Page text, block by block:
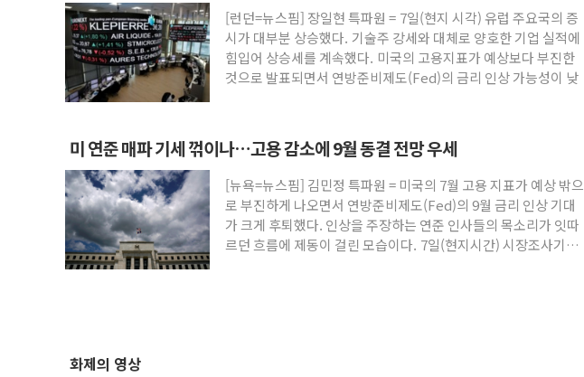
[런던=뉴스핌] 장일현 특파원 = 7일(현지 시각) 유럽 주요국의 증
시가 대부분 상승했다. 기술주 강세와 대체로 양호한 기업 실적에
힘입어 상승세를 계속했다. 미국의 고용지표가 예상보다 부진한
것으로 발표되면서 연방준비제도(Fed)의 금리 인상 가능성이 낮
미 연준 매파 기세 꺾이나…고용 감소에 9월 동결 전망 우세
[뉴욕=뉴스핌] 김민정 특파원 = 미국의 7월 고용 지표가 예상 밖으
로 부진하게 나오면서 연방준비제도(Fed)의 9월 금리 인상 기대
가 크게 후퇴했다. 인상을 주장하는 연준 인사들의 목소리가 잇따
르던 흐름에 제동이 걸린 모습이다. 7일(현지시간) 시장조사기관
화제의 영상